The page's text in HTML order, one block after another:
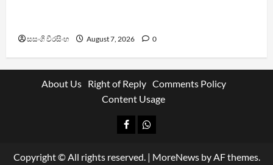
සසංගි වීරසිංහ August 7, 2026 0
About Us Right of Reply Comments Policy
Content Usage
FacebookWhatsapp
Copyright © All rights reserved. | MoreNewsby AF themes.